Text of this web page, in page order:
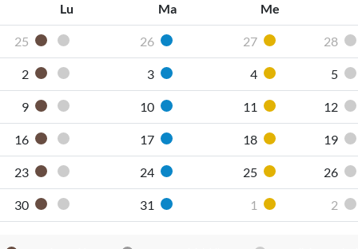
Lu Ma Me
25 Organico umido
Pannolini-pannoloni
26 Carta 27 Plastica 28
2 Organico umido
Pannolini-pannoloni
3 Carta 4 Plastica 5
9 Organico umido
Pannolini-pannoloni
10 Carta 11 Plastica 12
16 Organico umido
Pannolini-pannoloni
17 Carta 18 Plastica 19
23 Organico umido
Pannolini-pannoloni
24 Carta 25 Plastica 26
30 Organico umido
Pannolini-pannoloni
31 Carta 1 Plastica 2